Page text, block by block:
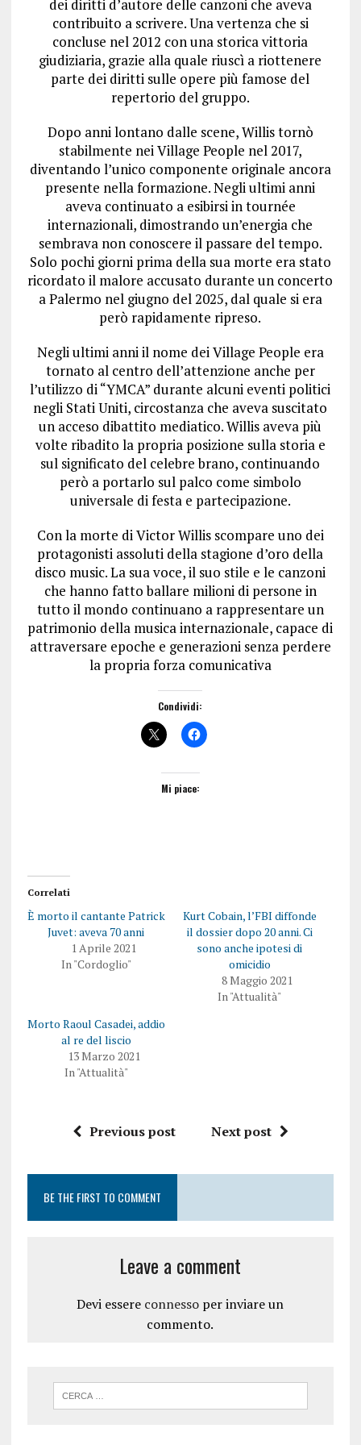
dei diritti d’autore delle canzoni che aveva
contribuito a scrivere. Una vertenza che si
concluse nel 2012 con una storica vittoria
giudiziaria, grazie alla quale riuscì a riottenere
parte dei diritti sulle opere più famose del
repertorio del gruppo.
Dopo anni lontano dalle scene, Willis tornò
stabilmente nei Village People nel 2017,
diventando l’unico componente originale ancora
presente nella formazione. Negli ultimi anni
aveva continuato a esibirsi in tournée
internazionali, dimostrando un’energia che
sembrava non conoscere il passare del tempo.
Solo pochi giorni prima della sua morte era stato
ricordato il malore accusato durante un concerto
a Palermo nel giugno del 2025, dal quale si era
però rapidamente ripreso.
Negli ultimi anni il nome dei Village People era
tornato al centro dell’attenzione anche per
l’utilizzo di “YMCA” durante alcuni eventi politici
negli Stati Uniti, circostanza che aveva suscitato
un acceso dibattito mediatico. Willis aveva più
volte ribadito la propria posizione sulla storia e
sul significato del celebre brano, continuando
però a portarlo sul palco come simbolo
universale di festa e partecipazione.
Con la morte di Victor Willis scompare uno dei
protagonisti assoluti della stagione d’oro della
disco music. La sua voce, il suo stile e le canzoni
che hanno fatto ballare milioni di persone in
tutto il mondo continuano a rappresentare un
patrimonio della musica internazionale, capace di
attraversare epoche e generazioni senza perdere
la propria forza comunicativa
Condividi:
Mi piace:
Correlati
È morto il cantante Patrick
Juvet: aveva 70 anni
1 Aprile 2021
In "Cordoglio"
Kurt Cobain, l’FBI diffonde
il dossier dopo 20 anni. Ci
sono anche ipotesi di
omicidio
8 Maggio 2021
In "Attualità"
Morto Raoul Casadei, addio
al re del liscio
13 Marzo 2021
In "Attualità"
Previous post Next post
BE THE FIRST TO COMMENT
Leave a comment
Devi essere connesso per inviare un
commento.